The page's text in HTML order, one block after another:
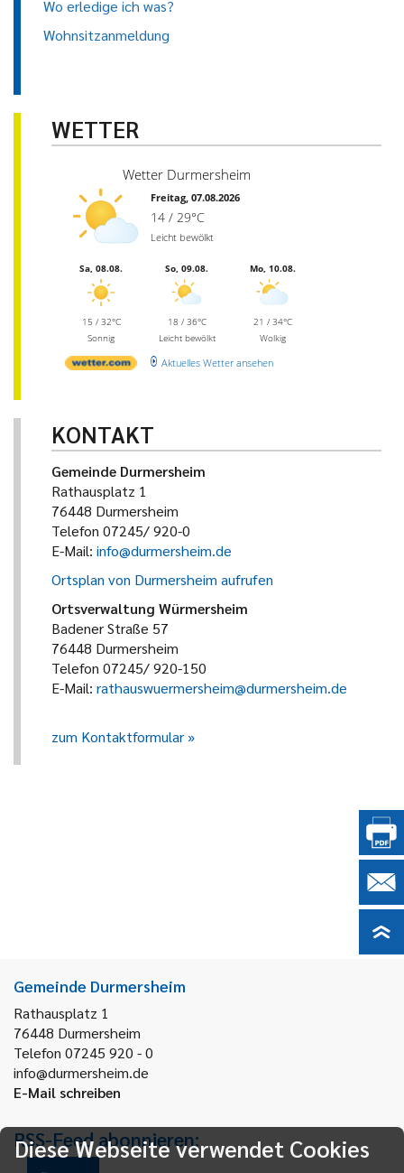
Wo erledige ich was?
Wohnsitzanmeldung
WETTER
Wetter Durmersheim
Freitag, 07.08.2026
14 / 29°C
Leicht bewölkt
Sa, 08.08.
15 / 32°C
Sonnig
So, 09.08.
18 / 36°C
Leicht bewölkt
Mo, 10.08.
21 / 34°C
Wolkig
Aktuelles Wetter ansehen
KONTAKT
Gemeinde Durmersheim
Rathausplatz 1
76448 Durmersheim
Telefon 07245/ 920-0
E-Mail: info@durmersheim.de
Ortsplan von Durmersheim aufrufen
Ortsverwaltung Würmersheim
Badener Straße 57
76448 Durmersheim
Telefon 07245/ 920-150
E-Mail: rathauswuermersheim@durmersheim.de
zum Kontaktformular
Gemeinde Durmersheim
Rathausplatz 1
76448 Durmersheim
Telefon 07245 920 - 0
info@durmersheim.de
E-Mail schreiben
RSS-Feed abonnieren:
Diese Webseite verwendet Cookies